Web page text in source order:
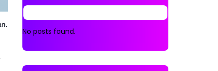
No posts found.